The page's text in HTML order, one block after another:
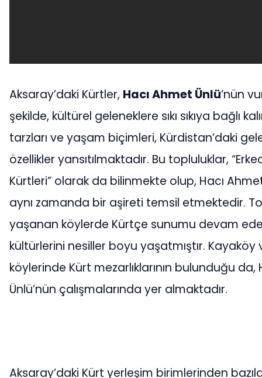
Aksaray’daki Kürtler, Hacı Ahmet Ünlü‘nün
şekilde, kültürel geleneklere sıkı sıkıya bağlı
tarzları ve yaşam biçimleri, Kürdistan’daki
özellikler yansıtılmaktadır. Bu topluluklar,
Kürtleri” olarak da bilinmekte olup, Hacı
aynı zamanda bir aşireti temsil etmektedir.
yaşanan köylerde Kürtçe sunumu devam
kültürlerini nesiller boyu yaşatmıştır. Kayaköy
köylerinde Kürt mezarlıklarının bulunduğu da,
Ünlü’nün çalışmalarında yer almaktadır.
Aksaray’daki Kürt yerleşim birimlerinden